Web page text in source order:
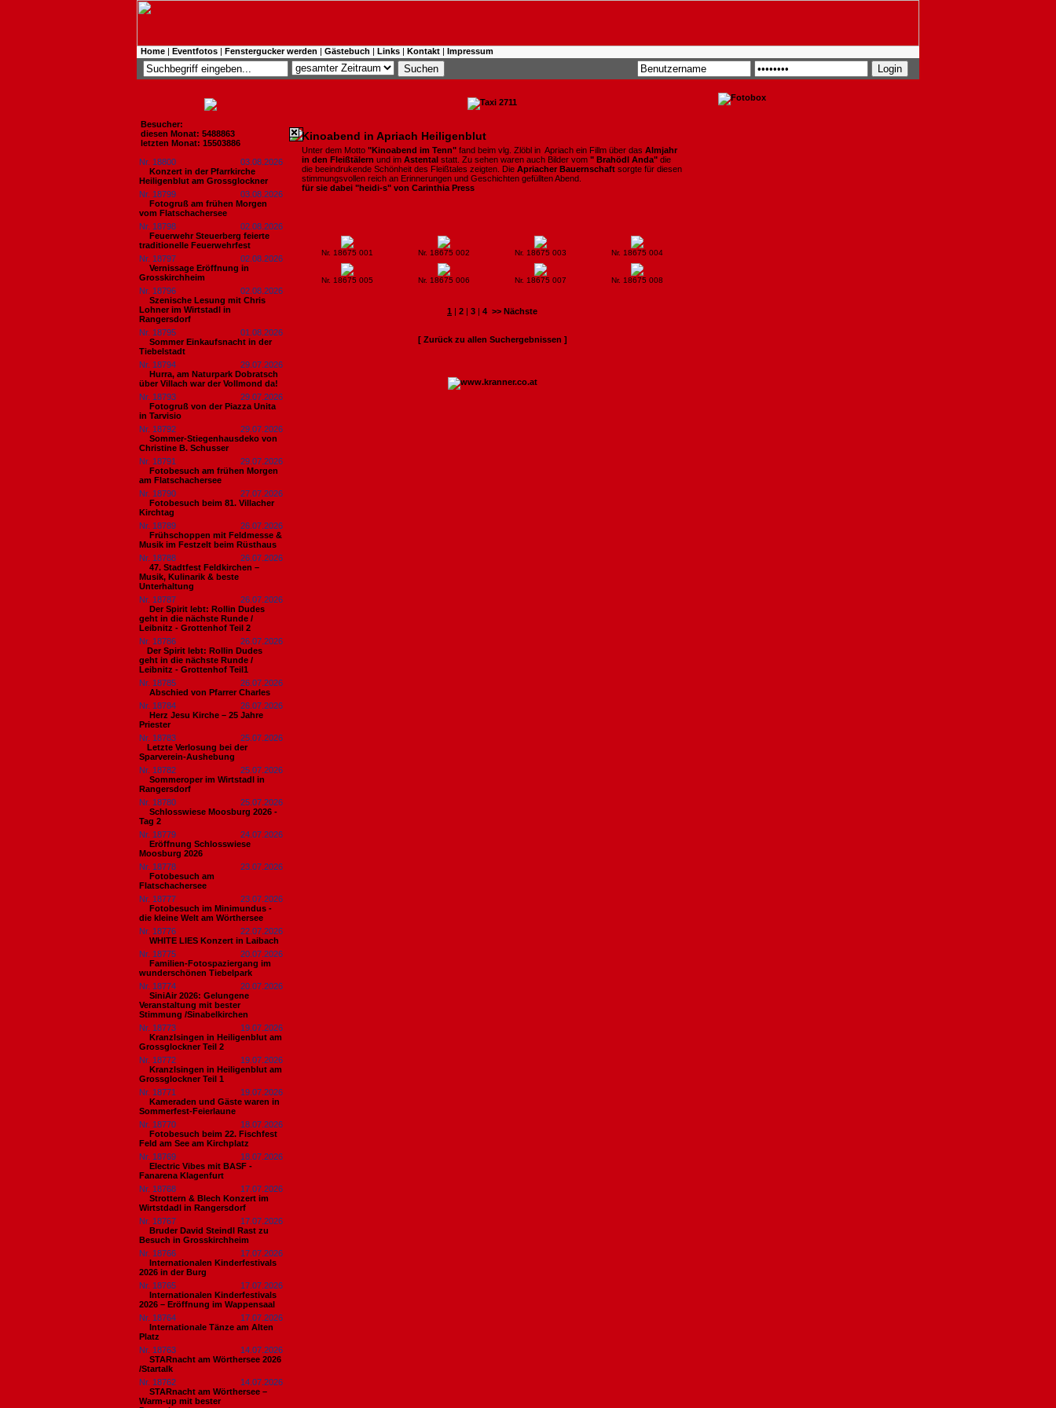
Home | Eventfotos | Fenstergucker werden | Gästebuch | Links | Kontakt | Impressum
Besucher:
diesen Monat: 5488863
letzten Monat: 15503886
Nr. 18800
03.08.2026
Konzert in der Pfarrkirche
Heiligenblut am Grossglockner
Nr. 18799
03.08.2026
Fotogruß am frühen Morgen
vom Flatschachersee
Nr. 18798
02.08.2026
Feuerwehr Steuerberg feierte
traditionelle Feuerwehrfest
Nr. 18797
02.08.2026
Vernissage Eröffnung in
Grosskirchheim
Nr. 18796
02.08.2026
Szenische Lesung mit Chris
Lohner im Wirtstadl in
Rangersdorf
Nr. 18795
01.08.2026
Sommer Einkaufsnacht in der
Tiebelstadt
Nr. 18794
29.07.2026
Hurra, am Naturpark Dobratsch
über Villach war der Vollmond da!
Nr. 18793
29.07.2026
Fotogruß von der Piazza Unita
in Tarvisio
Nr. 18792
29.07.2026
Sommer-Stiegenhausdeko von
Christine B. Schusser
Nr. 18791
29.07.2026
Fotobesuch am frühen Morgen
am Flatschachersee
Nr. 18790
27.07.2026
Fotobesuch beim 81. Villacher
Kirchtag
Nr. 18789
26.07.2026
Frühschoppen mit Feldmesse &
Musik im Festzelt beim Rüsthaus
Nr. 18788
26.07.2026
47. Stadtfest Feldkirchen –
Musik, Kulinarik & beste
Unterhaltung
Nr. 18787
26.07.2026
Der Spirit lebt: Rollin Dudes
geht in die nächste Runde /
Leibnitz - Grottenhof Teil 2
Nr. 18786
26.07.2026
​Der Spirit lebt: Rollin Dudes
geht in die nächste Runde /
Leibnitz - Grottenhof Teil1
Nr. 18785
26.07.2026
Abschied von Pfarrer Charles
Nr. 18784
26.07.2026
Herz Jesu Kirche – 25 Jahre
Priester
Nr. 18783
25.07.2026
​Letzte Verlosung bei der
Sparverein-Aushebung
Nr. 18782
25.07.2026
Sommeroper im Wirtstadl in
Rangersdorf
Nr. 18780
25.07.2026
Schlosswiese Moosburg 2026 -
Tag 2
Nr. 18779
24.07.2026
Eröffnung Schlosswiese
Moosburg 2026
Nr. 18778
23.07.2026
Fotobesuch am
Flatschachersee
Nr. 18777
23.07.2026
Fotobesuch im Minimundus -
die kleine Welt am Wörthersee
Nr. 18776
22.07.2026
WHITE LIES Konzert in Laibach
Nr. 18775
20.07.2026
Familien-Fotospaziergang im
wunderschönen Tiebelpark
Nr. 18774
20.07.2026
SiniAir 2026: Gelungene
Veranstaltung mit bester
Stimmung /Sinabelkirchen
Nr. 18773
19.07.2026
Kranzlsingen in Heiligenblut am
Grossglockner Teil 2
Nr. 18772
19.07.2026
Kranzlsingen in Heiligenblut am
Grossglockner Teil 1
Nr. 18771
19.07.2026
Kameraden und Gäste waren in
Sommerfest-Feierlaune
Nr. 18770
18.07.2026
Fotobesuch beim 22. Fischfest
Feld am See am Kirchplatz
Nr. 18769
18.07.2026
Electric Vibes mit BASF -
Fanarena Klagenfurt
Nr. 18768
17.07.2026
Strottern & Blech Konzert im
Wirtstdadl in Rangersdorf
Nr. 18767
17.07.2026
Bruder David Steindl Rast zu
Besuch in Grosskirchheim
Nr. 18766
17.07.2026
Internationalen Kinderfestivals
2026 in der Burg
Nr. 18765
17.07.2026
Internationalen Kinderfestivals
2026 – Eröffnung im Wappensaal
Nr. 18764
17.07.2026
Internationale Tänze am Alten
Platz
Nr. 18763
14.07.2026
STARnacht am Wörthersee 2026
/Startalk
Nr. 18762
14.07.2026
STARnacht am Wörthersee –
Warm-up mit bester
Kinoabend in Apriach Heiligenblut
Unter dem Motto "Kinoabend im Tenn" fand beim vlg. Zlöbl in Apriach ein Fillm über das Almjahr
in den Fleißtälern und im Astental statt. Zu sehen waren auch Bilder vom " Brahödl Anda" die
die beeindrukende Schönheit des Fleißtales zeigten. Die Apriacher Bauernschaft sorgte für diesen
stimmungsvollen reich an Erinnerungen und Geschichten gefüllten Abend.
für sie dabei "heidi-s" von Carinthia Press
Nr. 18675 001 Nr. 18675 002 Nr. 18675 003 Nr. 18675 004
Nr. 18675 005 Nr. 18675 006 Nr. 18675 007 Nr. 18675 008
1 | 2 | 3 | 4 >> Nächste
[ Zurück zu allen Suchergebnissen ]